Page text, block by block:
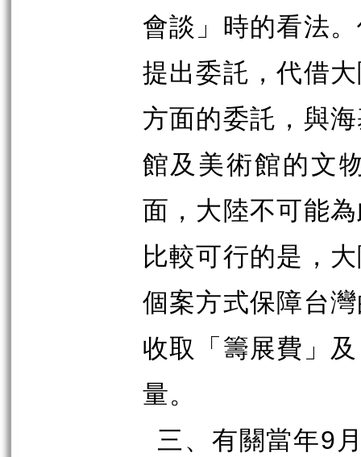
會談」時的看法
提出委託，代借
方面的委託，與
館及美術館的文
面，大陸不可能
比較可行的是，
個案方式保障台
收取「籌展費」
量。
三、有關當年9